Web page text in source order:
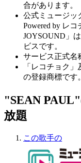
合があります。
公式ミュージッ
Powered by レ
JOYSOUND」
ビスです。
サービス正式名
「レコチョク
の登録商標です。
"SEAN
放題
この歌手の